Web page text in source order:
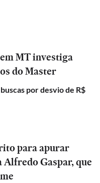
MT investiga
do Master
por desvio de R$
para apurar
Alfredo Gaspar, que